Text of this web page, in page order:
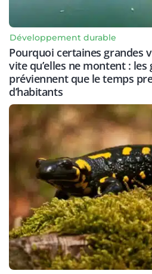
Développement durable
Pourquoi certaines grandes
vite qu’elles ne montent : les
préviennent que le temps
d’habitants